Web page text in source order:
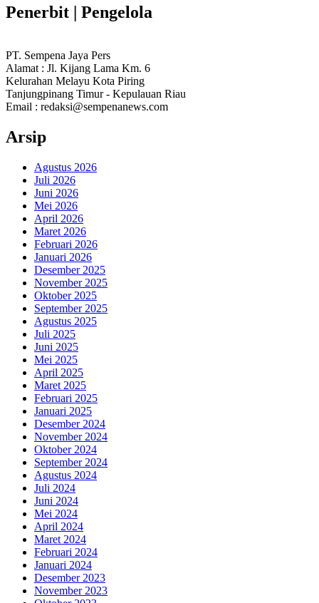
Penerbit | Pengelola
PT. Sempena Jaya Pers
Alamat : Jl. Kijang Lama Km. 6
Kelurahan Melayu Kota Piring
Tanjungpinang Timur - Kepulauan Riau
Email : redaksi@sempenanews.com
Arsip
Agustus 2026
Juli 2026
Juni 2026
Mei 2026
April 2026
Maret 2026
Februari 2026
Januari 2026
Desember 2025
November 2025
Oktober 2025
September 2025
Agustus 2025
Juli 2025
Juni 2025
Mei 2025
April 2025
Maret 2025
Februari 2025
Januari 2025
Desember 2024
November 2024
Oktober 2024
September 2024
Agustus 2024
Juli 2024
Juni 2024
Mei 2024
April 2024
Maret 2024
Februari 2024
Januari 2024
Desember 2023
November 2023